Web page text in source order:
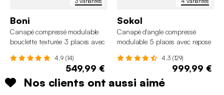
Boni
Canapé compressé modulable
bouclette texturée 3 places avec
4.9 (14)
549,99 €
Sokol
Canapé d'angle compressé
modulable 5 places avec repose
4.3 (129)
999,99 €
Nos clients ont aussi aimé